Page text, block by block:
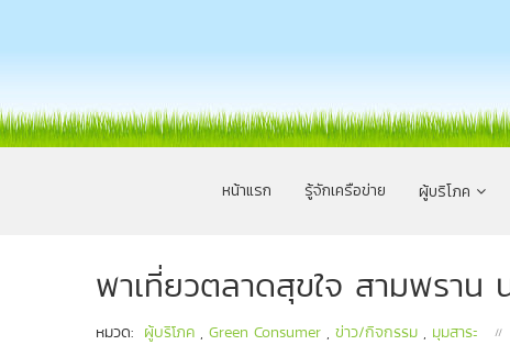
หน้าแรก รู้จักเครือข่าย ผู้บริโภค
พาเที่ยวตลาดสุขใจ สามพราน
หมวด: ผู้บริโภค , Green Consumer , ข่าว/กิจกรรม , มุมสาระ